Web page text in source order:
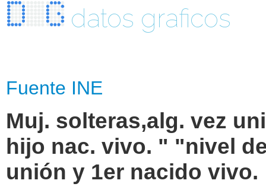
datos graficos
Fuente INE
Muj. solteras,alg. vez
hijo nac. vivo. " "nivel
unión y 1er nacido vivo.